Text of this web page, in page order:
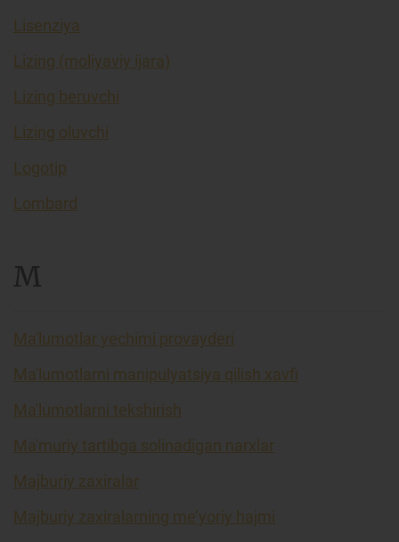
Lisenziya
Lizing (moliyaviy ijara)
Lizing beruvchi
Lizing oluvchi
Logotip
Lombard
M
Ma'lumotlar yechimi provayderi
Ma'lumotlarni manipulyatsiya qilish xavfi
Ma'lumotlarni tekshirish
Ma'muriy tartibga solinadigan narxlar
Majburiy zaxiralar
Majburiy zaxiralarning me’yoriy hajmi